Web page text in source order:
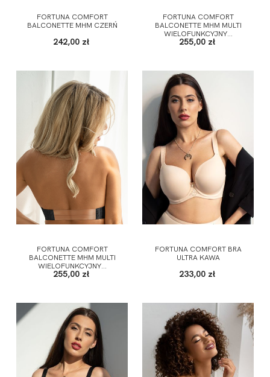
FORTUNA COMFORT
BALCONETTE MHM CZERŃ
242,00 zł
FORTUNA COMFORT
BALCONETTE MHM MULTI
WIELOFUNKCYJNY...
255,00 zł
FORTUNA COMFORT
BALCONETTE MHM MULTI
WIELOFUNKCYJNY...
255,00 zł
FORTUNA COMFORT BRA
ULTRA KAWA
233,00 zł